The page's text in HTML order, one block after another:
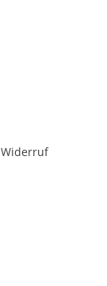
Widerruf